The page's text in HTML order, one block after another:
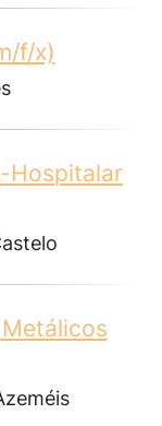
f/x)
Hospitalar